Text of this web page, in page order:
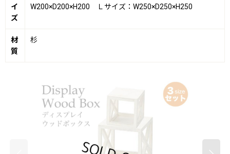
イ
ズ
W200×D200×H200 Ｌサイズ：W250×D250×H250
材
質
杉